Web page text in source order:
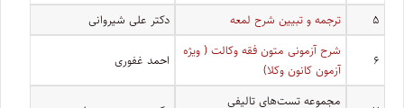
۵ ترجمه و تبیین شرح لمعه دکتر علی شیروانی
۶
شرح آزمونی متون فقه وکالت ( ویژه
آزمون کانون وکلا)
احمد غفوری
مجموعه تست‌های تالیفی